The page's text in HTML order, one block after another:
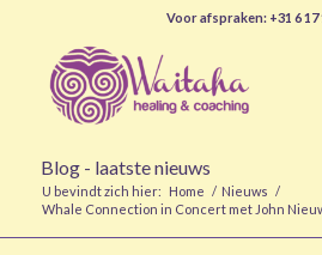
Voor afspraken: +31 6 17
Blog - laatste nieuws
U bevindt zich hier: Home / Nieuws /
Whale Connection in Concert met John